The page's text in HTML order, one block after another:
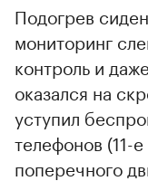
Подогрев
мониторинг
контроль и
оказался на
уступил
телефонов (11-
поперечного